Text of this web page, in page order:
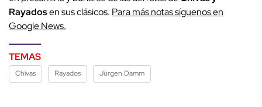
Rayadosen sus clásicos. Para más notas síguenos en
Google News.
TEMAS
Chivas Rayados Jürgen Damm